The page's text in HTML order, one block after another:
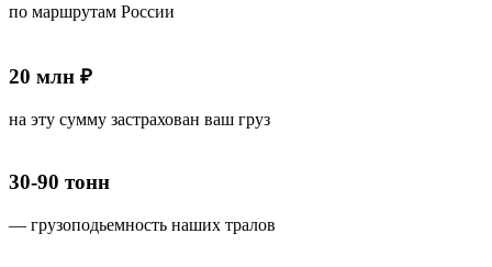
по маршрутам России
20 млн ₽
на эту сумму застрахован ваш груз
30-90 тонн
— грузоподьемность наших тралов